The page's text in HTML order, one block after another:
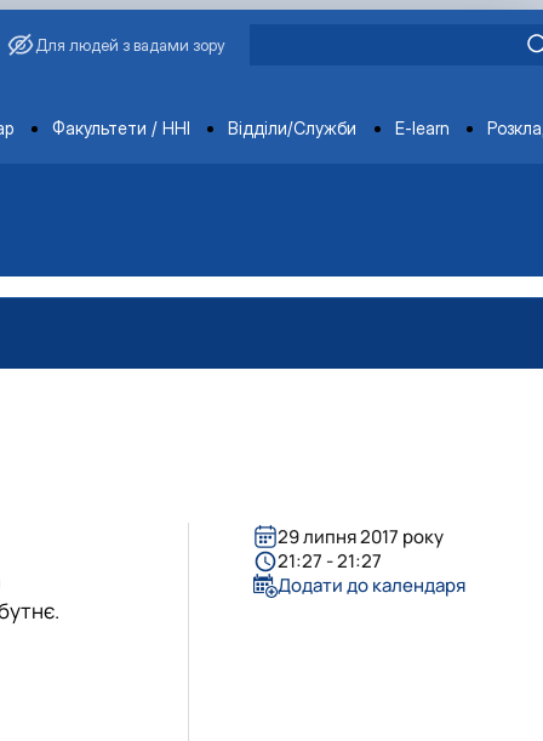
Для людей з вадами зору
Факультети / ННІ Відділи/Служби E-learn
29 липня 2017 року
21:27 - 21:27
Додати до календаря